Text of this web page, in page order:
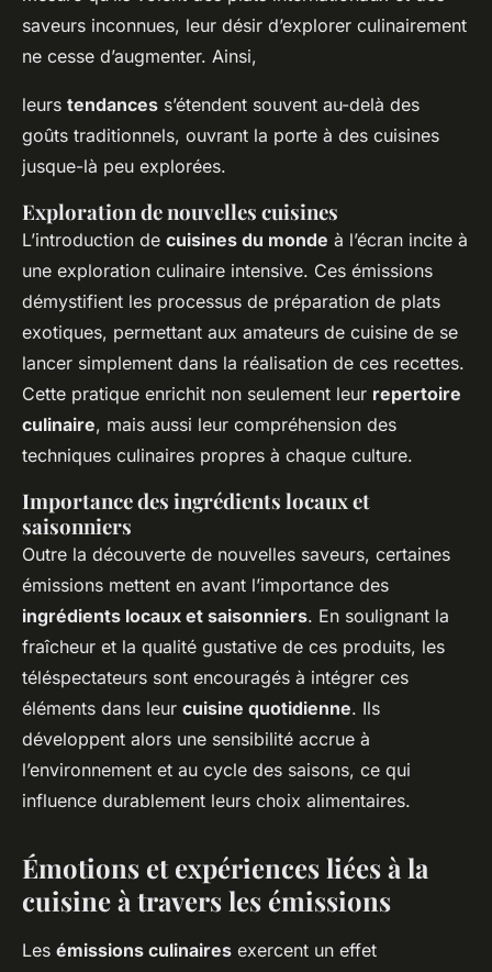
saveurs inconnues, leur désir d’explorer culinairement
ne cesse d’augmenter. Ainsi,
leurs tendances s’étendent souvent au-delà des
goûts traditionnels, ouvrant la porte à des cuisines
jusque-là peu explorées.
Exploration de nouvelles cuisines
L’introduction de cuisines du monde à l’écran incite à
une exploration culinaire intensive. Ces émissions
démystifient les processus de préparation de plats
exotiques, permettant aux amateurs de cuisine de se
lancer simplement dans la réalisation de ces recettes.
Cette pratique enrichit non seulement leur repertoire
culinaire, mais aussi leur compréhension des
techniques culinaires propres à chaque culture.
Importance des ingrédients locaux et
saisonniers
Outre la découverte de nouvelles saveurs, certaines
émissions mettent en avant l’importance des
ingrédients locaux et saisonniers. En soulignant la
fraîcheur et la qualité gustative de ces produits, les
téléspectateurs sont encouragés à intégrer ces
éléments dans leur cuisine quotidienne. Ils
développent alors une sensibilité accrue à
l’environnement et au cycle des saisons, ce qui
influence durablement leurs choix alimentaires.
Émotions et expériences liées à la
cuisine à travers les émissions
Les émissions culinaires exercent un effet